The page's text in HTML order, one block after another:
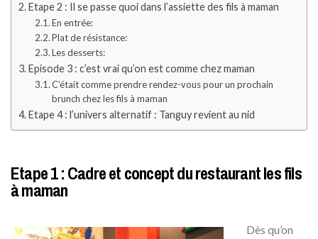
Etape 2 : Il se passe quoi dans l’assiette des fils à maman
En entrée:
Plat de résistance:
Les desserts:
Episode 3 : c’est vrai qu’on est comme chez maman
C’était comme prendre rendez-vous pour un prochain
brunch chez les fils à maman
Etape 4 : l’univers alternatif : Tanguy revient au nid
Etape 1 : Cadre et concept du restaurant les fils
à maman
Dès qu’on